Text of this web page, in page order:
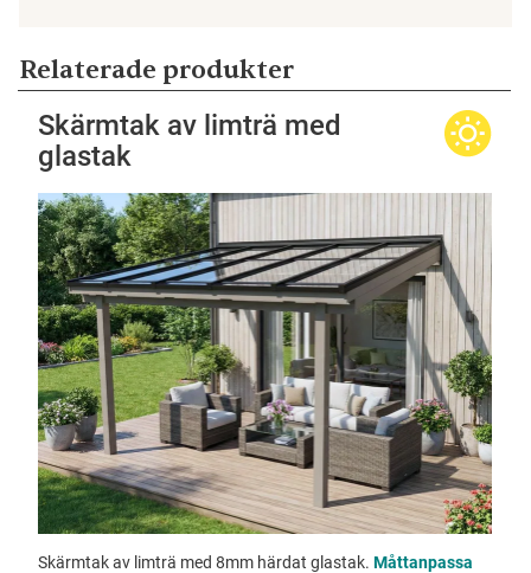
Relaterade produkter
Skärmtak av limträ med
glastak
Skärmtak av limträ med 8mm härdat glastak. Måttanpassa